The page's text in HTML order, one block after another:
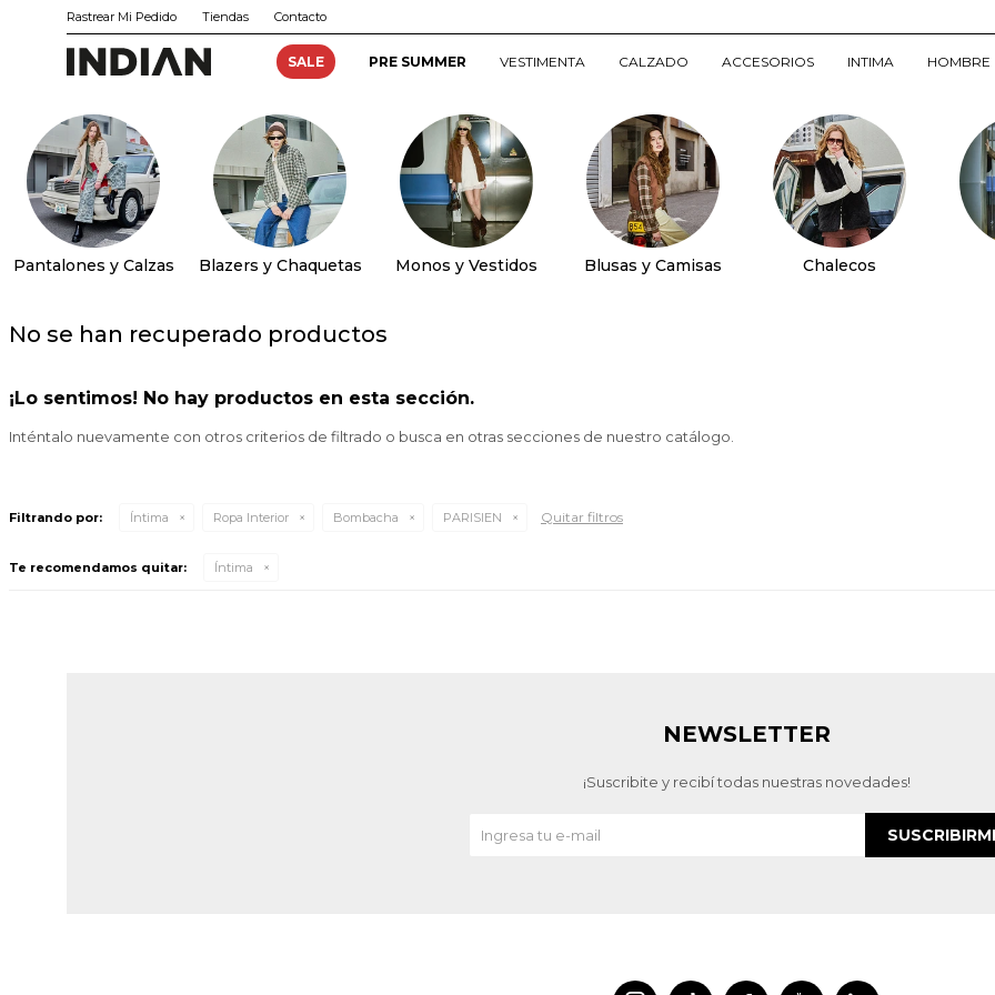
SALE PRE SUMMER VESTIMENTA CALZADO ACCESORIOS INTIMA HOMBRE
Rastrear Mi Pedido Tiendas Contacto
Pantalones y Calzas Blazers y Chaquetas Monos y Vestidos Blusas y Camisas Chalecos
No se han recuperado productos
¡Lo sentimos! No hay productos en esta sección.
Inténtalo nuevamente con otros criterios de filtrado o busca en otras secciones de nuestro catálogo.
Filtrando por: Íntima Ropa Interior Bombacha PARISIEN Quitar filtros
Te recomendamos quitar: Íntima
NEWSLETTER
¡Suscribite y recibí todas nuestras novedades!